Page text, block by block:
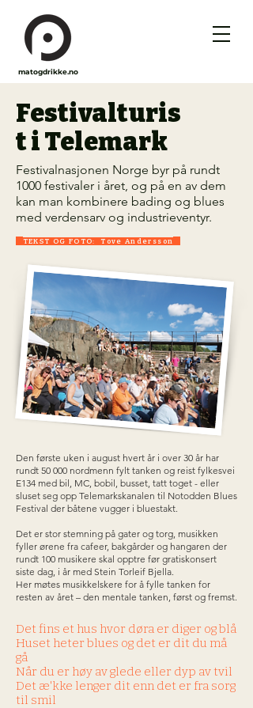
matogdrikke.no
Festivalturis
t i Telemark
Festivalnasjonen Norge byr på rundt
1000 festivaler i året, og på en av dem
kan man kombinere bading og blues
med verdensarv og industrieventyr.
TEKST OG FOTO: Tove Andersson
Den første uken i august hvert år i over 30 år har
rundt 50 000 nordmenn fylt tanken og reist fylkesvei
E134 med bil, MC, bobil, busset, tatt toget - eller
sluset seg opp Telemarkskanalen til Notodden Blues
Festival der båtene vugger i bluestakt.
Det er stor stemning på gater og torg, musikken
fyller ørene fra cafeer, bakgårder og hangaren der
rundt 100 musikere skal opptre før gratiskonsert
siste dag, i år med Stein Torleif Bjella.
Her møtes musikkelskere for å fylle tanken for
resten av året – den mentale tanken, først og fremst.
Det fins et hus hvor døra er diger og blå
Huset heter blues og det er dit du må
gå
Når du er høy av glede eller dyp av tvil
Det æ'kke lenger dit enn det er fra sorg
til smil